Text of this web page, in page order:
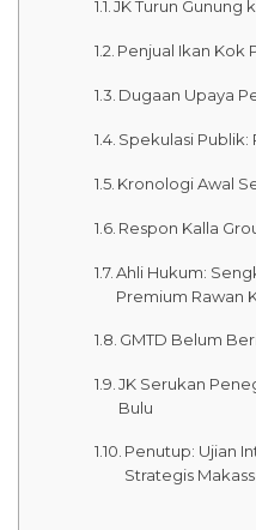
JK Turun Gunung
Penjual Ikan Kok
Dugaan Upaya
Spekulasi Publik:
Kronologi Awal
Respon Kalla
Ahli Hukum:
Premium Rawan
GMTD Belum
JK Serukan
Bulu
Penutup: Ujian
Strategis